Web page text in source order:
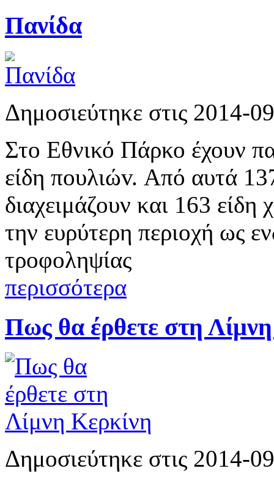
Πανίδα
Δημοσιεύτηκε στις 2014-
Στο Εθνικό Πάρκο έχουν
είδη πoυλιώv. Από αυτά
διαχειμάζουν και 163
την ευρύτερη περιοχή ως
τροφοληψίας
περισσότερα
Πως θα έρθετε στη
Δημοσιεύτηκε στις 2014-